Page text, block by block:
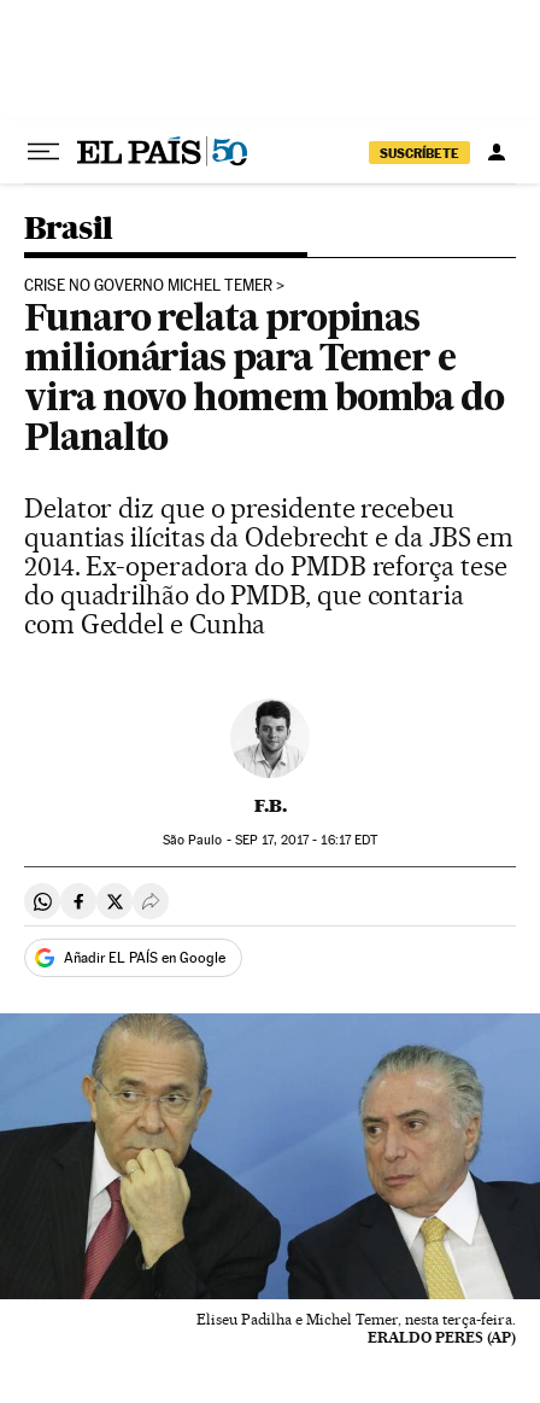
SUSCRÍBETE
Brasil
CRISE NO GOVERNO MICHEL TEMER
Funaro relata propinas
milionárias para Temer e
vira novo homem bomba do
Planalto
Delator diz que o presidente recebeu
quantias ilícitas da Odebrecht e da JBS em
2014. Ex-operadora do PMDB reforça tese
do quadrilhão do PMDB, que contaria
com Geddel e Cunha
F.B.
São Paulo - SEP 17, 2017 - 16:17EDT
Compartir en Whatsapp
Compartir en Facebook
Compartir en Twitter
Desplegar Redes Sociales
Añadir EL PAÍS en Google
Eliseu Padilha e Michel Temer, nesta terça-feira.
ERALDO PERES (AP)